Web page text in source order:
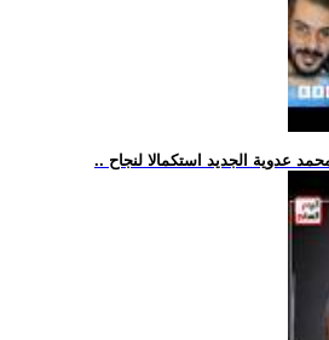
عدوية الجديد استكمالا لنجاح